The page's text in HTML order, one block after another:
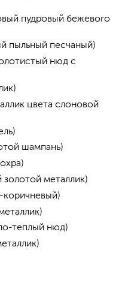
пудровый бежевого
пыльный песчаный)
нюд с
цвета слоновой
шампань)
металлик)
коричневый)
теплый нюд)